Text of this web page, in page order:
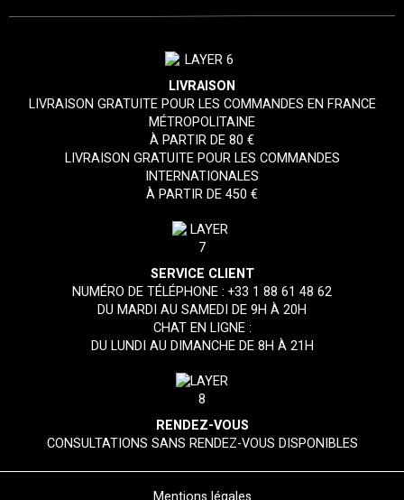
LIVRAISON
LIVRAISON GRATUITE POUR LES COMMANDES EN FRANCE
MÉTROPOLITAINE
À PARTIR DE 80 €
LIVRAISON GRATUITE POUR LES COMMANDES
INTERNATIONALES
À PARTIR DE 450 €
SERVICE CLIENT
NUMÉRO DE TÉLÉPHONE :+33 1 88 61 48 62
DU MARDI AU SAMEDI DE 9H À 20H
CHAT EN LIGNE :
DU LUNDI AU DIMANCHE DE 8H À 21H
RENDEZ-VOUS
CONSULTATIONS SANS RENDEZ-VOUS DISPONIBLES